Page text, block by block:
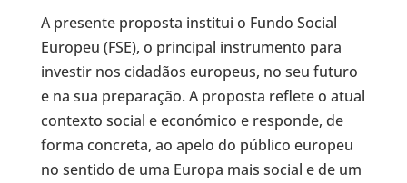
A presente proposta institui o Fundo Social
Europeu (FSE), o principal instrumento para
investir nos cidadãos europeus, no seu futuro
e na sua preparação. A proposta reflete o atual
contexto social e económico e responde, de
forma concreta, ao apelo do público europeu
no sentido de uma Europa mais social e de um